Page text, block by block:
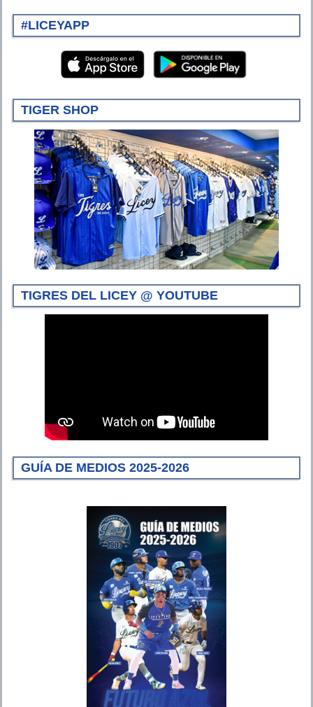
#LICEYAPP
TIGER SHOP
TIGRES DEL LICEY @ YOUTUBE
GUÍA DE MEDIOS 2025-2026